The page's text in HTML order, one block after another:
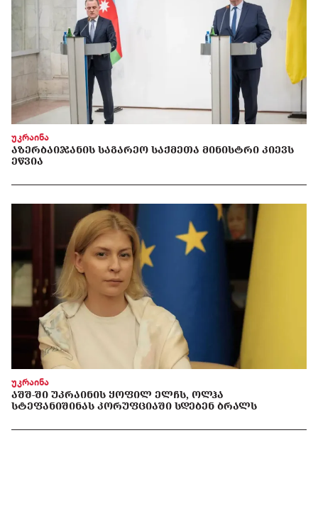
უკრაინა
ᲐᲖᲔᲠᲑᲐᲘᲯᲐᲜᲘᲡ ᲡᲐᲒᲐᲠᲔᲝ ᲡᲐᲥᲛᲔᲗᲐ ᲛᲘᲜᲘᲡᲢᲠᲘ ᲙᲘᲔᲕᲡ
ᲔᲬᲕᲘᲐ
უკრაინა
ᲐᲨᲨ-ᲨᲘ ᲣᲙᲠᲐᲘᲜᲘᲡ ᲧᲝᲤᲘᲚ ᲔᲚᲩᲡ, ᲝᲚᲰᲐ
ᲡᲢᲔᲤᲐᲜᲘᲨᲘᲜᲐᲡ ᲙᲝᲠᲣᲤᲪᲘᲐᲨᲘ ᲡᲓᲔᲑᲔᲜ ᲑᲠᲐᲚᲡ